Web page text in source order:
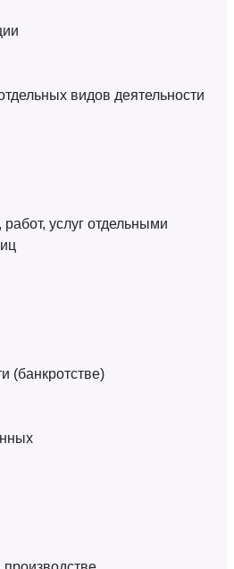
видов деятельности
услуг отдельными
(банкротстве)